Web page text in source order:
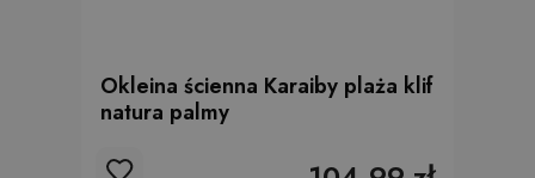
Okleina ścienna Karaiby plaża klif
natura palmy